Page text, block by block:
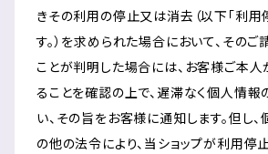
きその利用の停止又は消去（以下「利用
す。）を求められた場合において、その
ことが判明した場合には、お客様ご本人
ることを確認の上で、遅滞なく個人情
い、その旨をお客様に通知します。但し
の他の法令により、当ショップが利用停